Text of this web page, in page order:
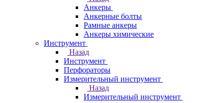
Анкеры
Анкерные болты
Рамные анкеры
Анкеры химические
Инструмент
Назад
Инструмент
Перфораторы
Измерительный инструмент
Назад
Измерительный инструмент